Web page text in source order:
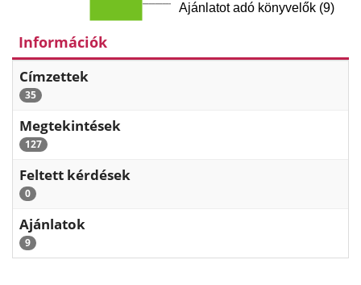
Ajánlatot adó könyvelők (9)
Információk
Címzettek
35
Megtekintések
127
Feltett kérdések
0
Ajánlatok
9